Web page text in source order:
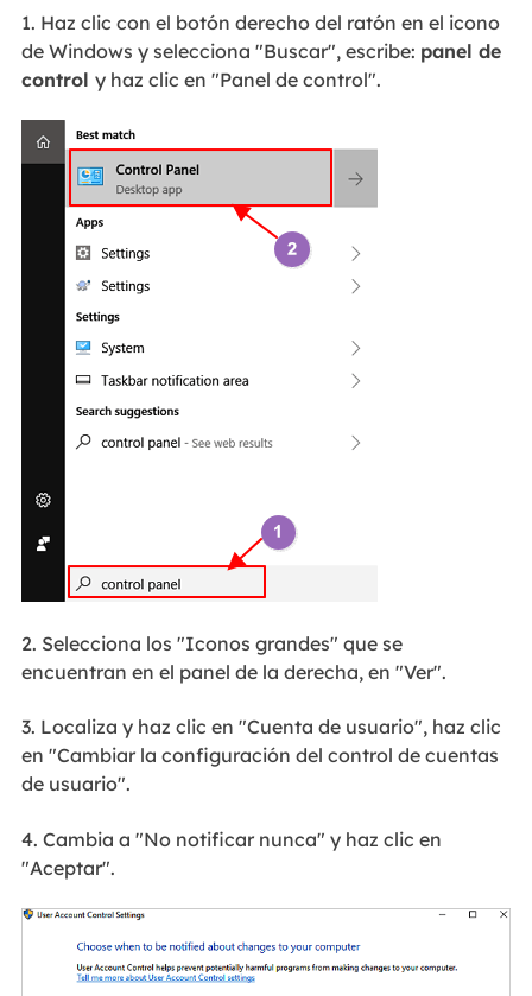
1. Haz clic con el botón derecho del ratón en el icono
de Windows y selecciona "Buscar", escribe: panel de
control y haz clic en "Panel de control".
2. Selecciona los "Iconos grandes" que se
encuentran en el panel de la derecha, en "Ver".
3. Localiza y haz clic en "Cuenta de usuario", haz clic
en "Cambiar la configuración del control de cuentas
de usuario".
4. Cambia a "No notificar nunca" y haz clic en
"Aceptar".